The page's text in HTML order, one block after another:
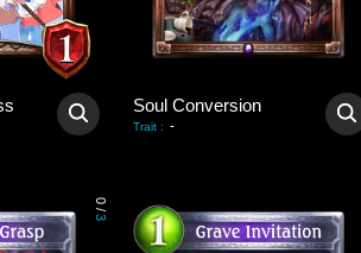
Soul Conversion
Trait : -
0
/
3